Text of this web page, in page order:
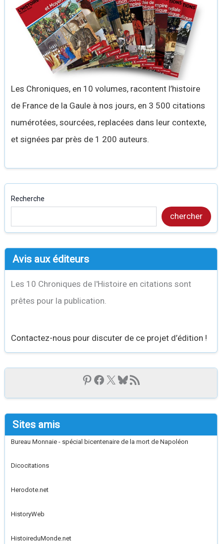
Les Chroniques, en 10 volumes, racontent l’histoire
de France de la Gaule à nos jours, en 3 500 citations
numérotées, sourcées, replacées dans leur contexte,
et signées par près de 1 200 auteurs.
Recherche
chercher
Avis aux éditeurs
Les 10 Chroniques de l'Histoire en citations sont
prêtes pour la publication.
Contactez-nous pour discuter de ce projet d’édition !
Sites amis
Bureau Monnaie - spécial bicentenaire de la mort de Napoléon
Dicocitations
Herodote.net
HistoryWeb
HistoireduMonde.net